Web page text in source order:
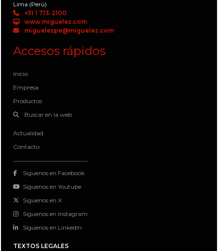
Lima (Perú)
+51 1 713-2100
www.miguelez.com
miguelezpe@miguelez.com
Accesos rápidos
Inicio
Empresa
Productos
Buscar en la web
Actualidad
Contacto
Siguenos en Facebook
Siguenos en Youtube
Siguenos en X
Siguenos en Instagram
Siguenos en LinkedIn
TEXTOS LEGALES